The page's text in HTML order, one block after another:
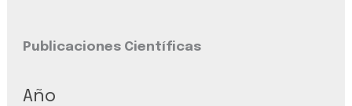
Publicaciones Científicas
Año